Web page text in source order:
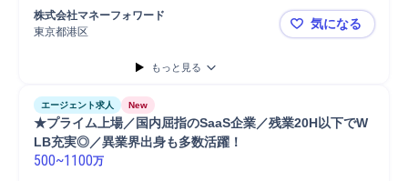
株式会社マネーフォワード
東京都港区
インサイド
気になる
もっと見る
エージェント求人 New
★プライム上場／国内屈指のSaaS企業／残業20H以下でW
500~1100万